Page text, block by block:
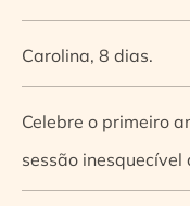
Carolina, 8 dias.
Celebre o primeiro
sessão inesquecível